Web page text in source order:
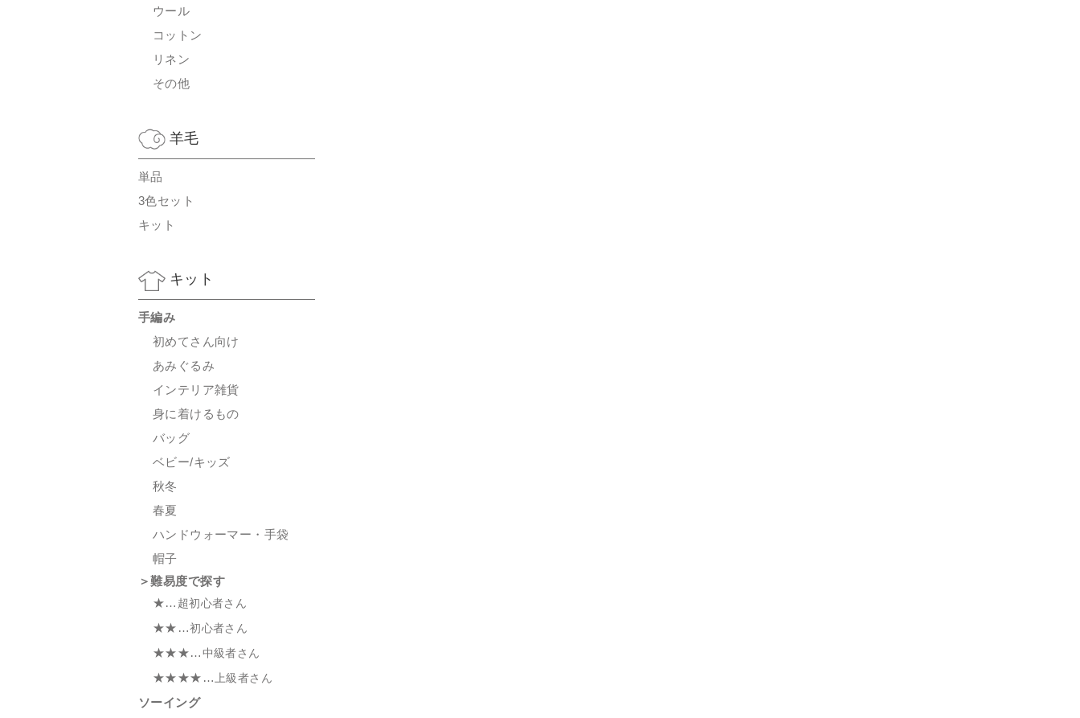
ウール
コットン
リネン
その他
羊毛
単品
3色セット
キット
キット
手編み
初めてさん向け
あみぐるみ
インテリア雑貨
身に着けるもの
バッグ
ベビー/キッズ
秋冬
春夏
ハンドウォーマー・手袋
帽子
＞難易度で探す
★… 超初心者さん
★★…初心者さん
★★★… 中級者さん
★★★★… 上級者さん
ソーイング